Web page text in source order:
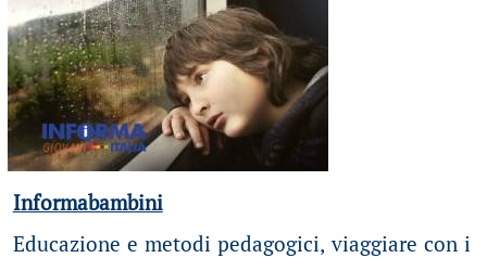
Informabambini
Educazione e metodi pedagogici, viaggiare con i